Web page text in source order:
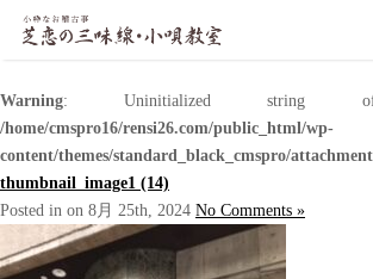
Warning: Uninitialized
/home/cmspro16/rensi26.com/public_html/wp-
content/themes/standard_black_cmspro/
thumbnail_image1 (14)
Posted in on 8月 25th, 2024 No Comments »